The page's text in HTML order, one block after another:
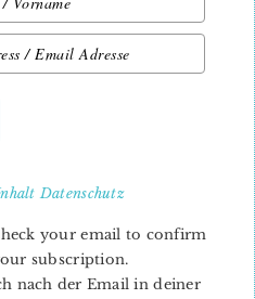
Datenschutz
your email to confirm
subscription.
nach der Email in deiner